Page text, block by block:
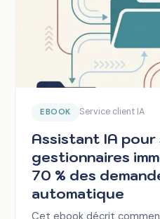
EBOOK Service client IA
Assistant IA
gestionnaires
70 % des
automatique
Cet ebook décrit